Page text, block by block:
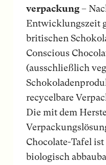
verpackung–
Entwicklungszeit
britischen
Conscious
(ausschließlich
recycelbare
Die mit dem
Chocolate-Tafel
biologisch